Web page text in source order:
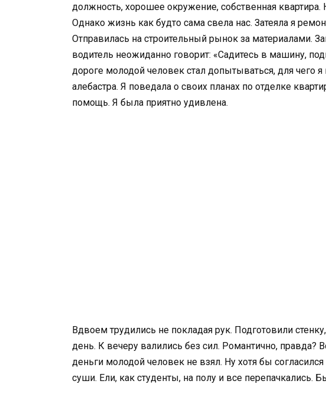
должность, хорошее окружение, собственная квартира.
Однако жизнь как будто сама свела нас. Затеяла я
Отправилась на строительный рынок за материалами.
водитель неожиданно говорит: «Садитесь в машину,
дороге молодой человек стал допытываться, для чего
алебастра. Я поведала о своих планах по отделке
помощь. Я была приятно удивлена.
Вдвоем трудились не покладая рук. Подготовили
день. К вечеру валились без сил. Романтично,
деньги молодой человек не взял. Ну хотя бы
суши. Ели, как студенты, на полу и все перепачкались.